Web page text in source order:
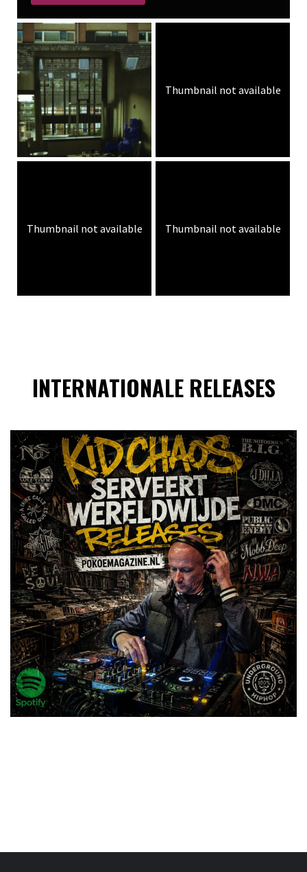
Thumbnail not available
Thumbnail not available Thumbnail not available
INTERNATIONALE RELEASES